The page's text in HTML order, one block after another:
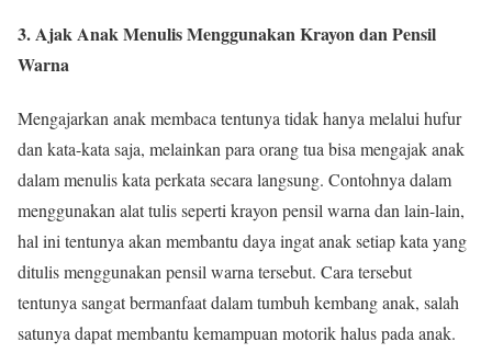
3. Ajak Anak Menulis Menggunakan Krayon dan Pensil
Warna
Mengajarkan anak membaca tentunya tidak hanya melalui hufur
dan kata-kata saja, melainkan para orang tua bisa mengajak anak
dalam menulis kata perkata secara langsung. Contohnya dalam
menggunakan alat tulis seperti krayon pensil warna dan lain-lain,
hal ini tentunya akan membantu daya ingat anak setiap kata yang
ditulis menggunakan pensil warna tersebut. Cara tersebut
tentunya sangat bermanfaat dalam tumbuh kembang anak, salah
satunya dapat membantu kemampuan motorik halus pada anak.